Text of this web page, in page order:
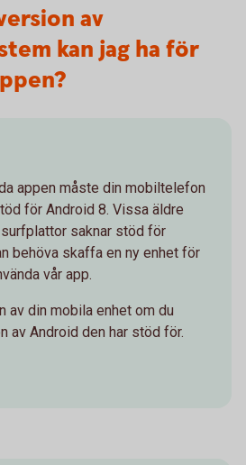
av
kan jag ha för
appen måste din mobiltelefon
för Android 8. Vissa äldre
saknar stöd för
behöva skaffa en ny enhet för
vår app.
av din mobila enhet om du
av Android den har stöd för.